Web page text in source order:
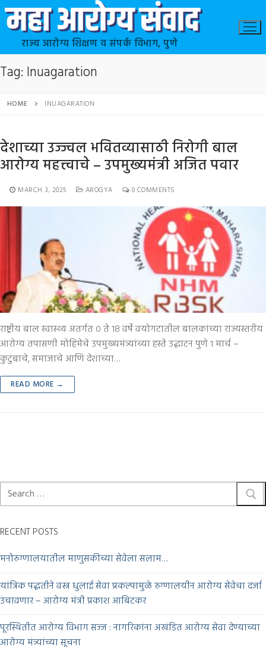
राज्य आरोग्य शिक्षण व संपर्क विभाग, पुणे
Tag: Inuagaration
HOME INUAGARATION
देशाच्या उज्ज्वल भवितव्यासाठी निरोगी बाल
आरोग्य महत्त्वाचे – उपमुख्यमंत्री अजित पवार
MARCH 3, 2025 AROGYA 0 COMMENTS
राष्ट्रीय बाल स्वास्थ्य अंतर्गत ० ते १८ वर्षे वयोगटातील बालकांच्या राज्यस्तरीय
आरोग्य तपासणी मोहिमेचे उपमुख्यमंत्र्यांच्या हस्ते उद्घाटन पुणे १ मार्च –
कुटुंबाचे, समाजाचे आणि देशाच्या…
READ MORE →
RECENT POSTS
मनोरुग्णालयातील माणुसकीच्या सेवेला सलाम…
यांत्रिक पद्धतीने वस्त्र धुलाई सेवा प्रकल्पामुळे रुग्णालयीन आरोग्य सेवेचा दर्जा
उंचावणार – आरोग्य मंत्री प्रकाश आबिटकर
पूरस्थितीत आरोग्य विभाग सज्ज : नागरिकांना अखंडित आरोग्य सेवा देण्याच्या
आरोग्य मंत्र्यांच्या सूचना